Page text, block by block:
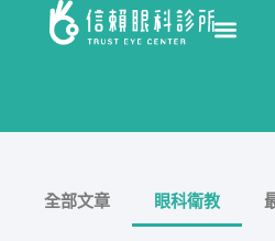
全部文章 眼科衛教